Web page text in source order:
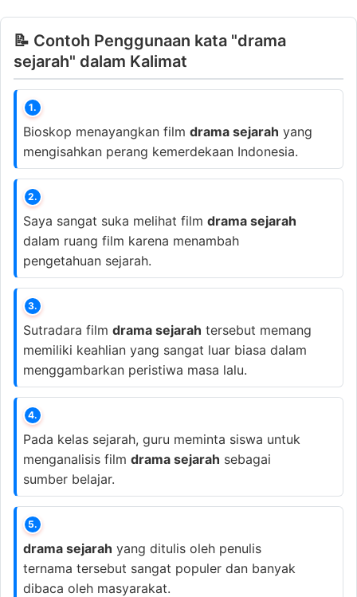
📝 Contoh Penggunaan kata "drama
sejarah" dalam Kalimat
1.
Bioskop menayangkan film drama sejarah yang
mengisahkan perang kemerdekaan Indonesia.
2.
Saya sangat suka melihat film drama sejarah
dalam ruang film karena menambah
pengetahuan sejarah.
3.
Sutradara film drama sejarah tersebut memang
memiliki keahlian yang sangat luar biasa dalam
menggambarkan peristiwa masa lalu.
4.
Pada kelas sejarah, guru meminta siswa untuk
menganalisis film drama sejarah sebagai
sumber belajar.
5.
drama sejarah yang ditulis oleh penulis
ternama tersebut sangat populer dan banyak
dibaca oleh masyarakat.